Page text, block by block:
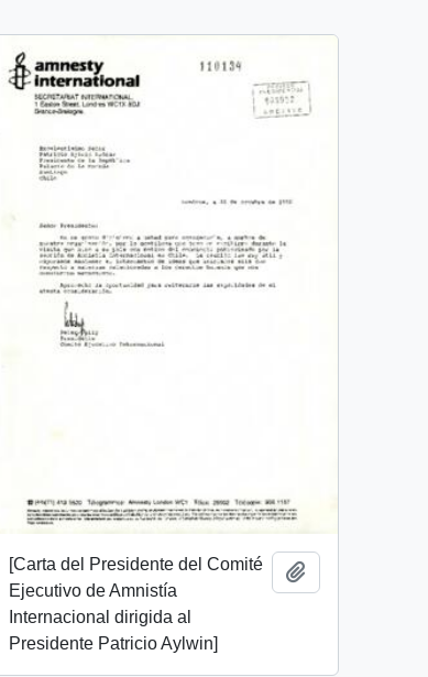
[Carta del Presidente del Comité
Ejecutivo de Amnistía
Internacional dirigida al
Presidente Patricio Aylwin]